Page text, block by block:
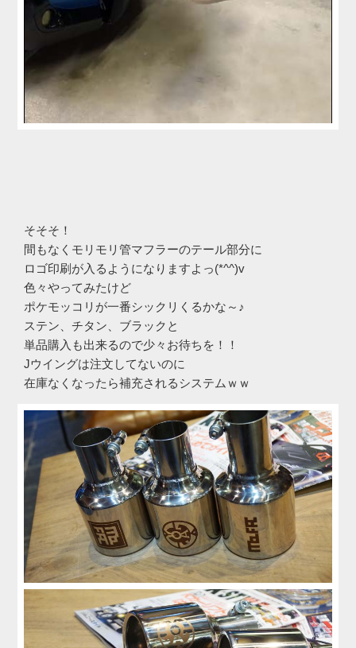
そそそ！
間もなくモリモリ管マフラーのテール部分に
ロゴ印刷が入るようになりますよっ(*^^)v
色々やってみたけど
ポケモッコリが一番シックリくるかな～♪
ステン、チタン、ブラックと
単品購入も出来るので少々お待ちを！！
Jウイングは注文してないのに
在庫なくなったら補充されるシステムｗｗ